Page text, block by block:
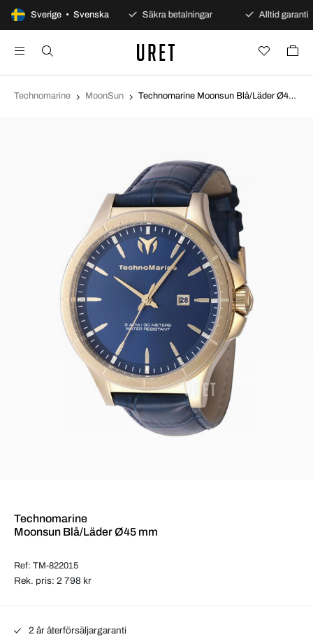
Sverige • Svenska
100 dagars öppet köp Säkra betalningar Alltid garanti
Technomarine MoonSun Technomarine Moonsun Blå/Läder Ø45 mm TM-822015
Technomarine
Moonsun Blå/Läder Ø45 mm
Ref: TM-822015
Rek. pris: 2 798 kr
2 år återförsäljargaranti